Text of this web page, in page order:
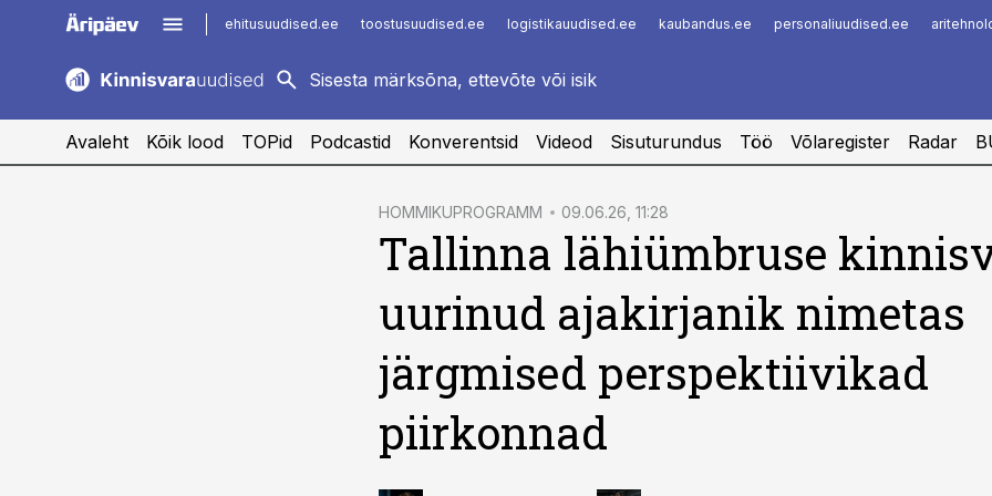
ehitusuudised.ee toostusuudised.ee logistikauudised.ee kaubandus.ee personaliuudised.ee
kaubandus.ee
logistikauudised.ee
imelineajalugu.ee
Infopank
Avaleht Kõik lood TOPid Podcastid Konverentsid Videod Sisuturundus Töö Võlaregister Radar
HOMMIKUPROGRAMM 09.06.26, 11:28
Tallinna lähiümbruse
uurinud ajakirjanik nimetas
järgmised perspektiivikad
piirkonnad